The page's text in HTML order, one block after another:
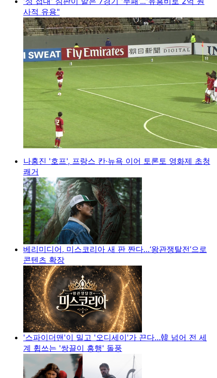
사적 유용"
나홍진 '호프', 프랑스 칸·뉴욕 이어 토론토 영화제 초청
쾌거
베리미디어, 미스코리아 새 판 짠다…‘왕관쟁탈전’으로
콘텐츠 확장
'스파이더맨'이 밀고 '오디세이'가 끈다…韓 넘어 전 세
계 휩쓰는 '쌍끌이 흥행' 돌풍